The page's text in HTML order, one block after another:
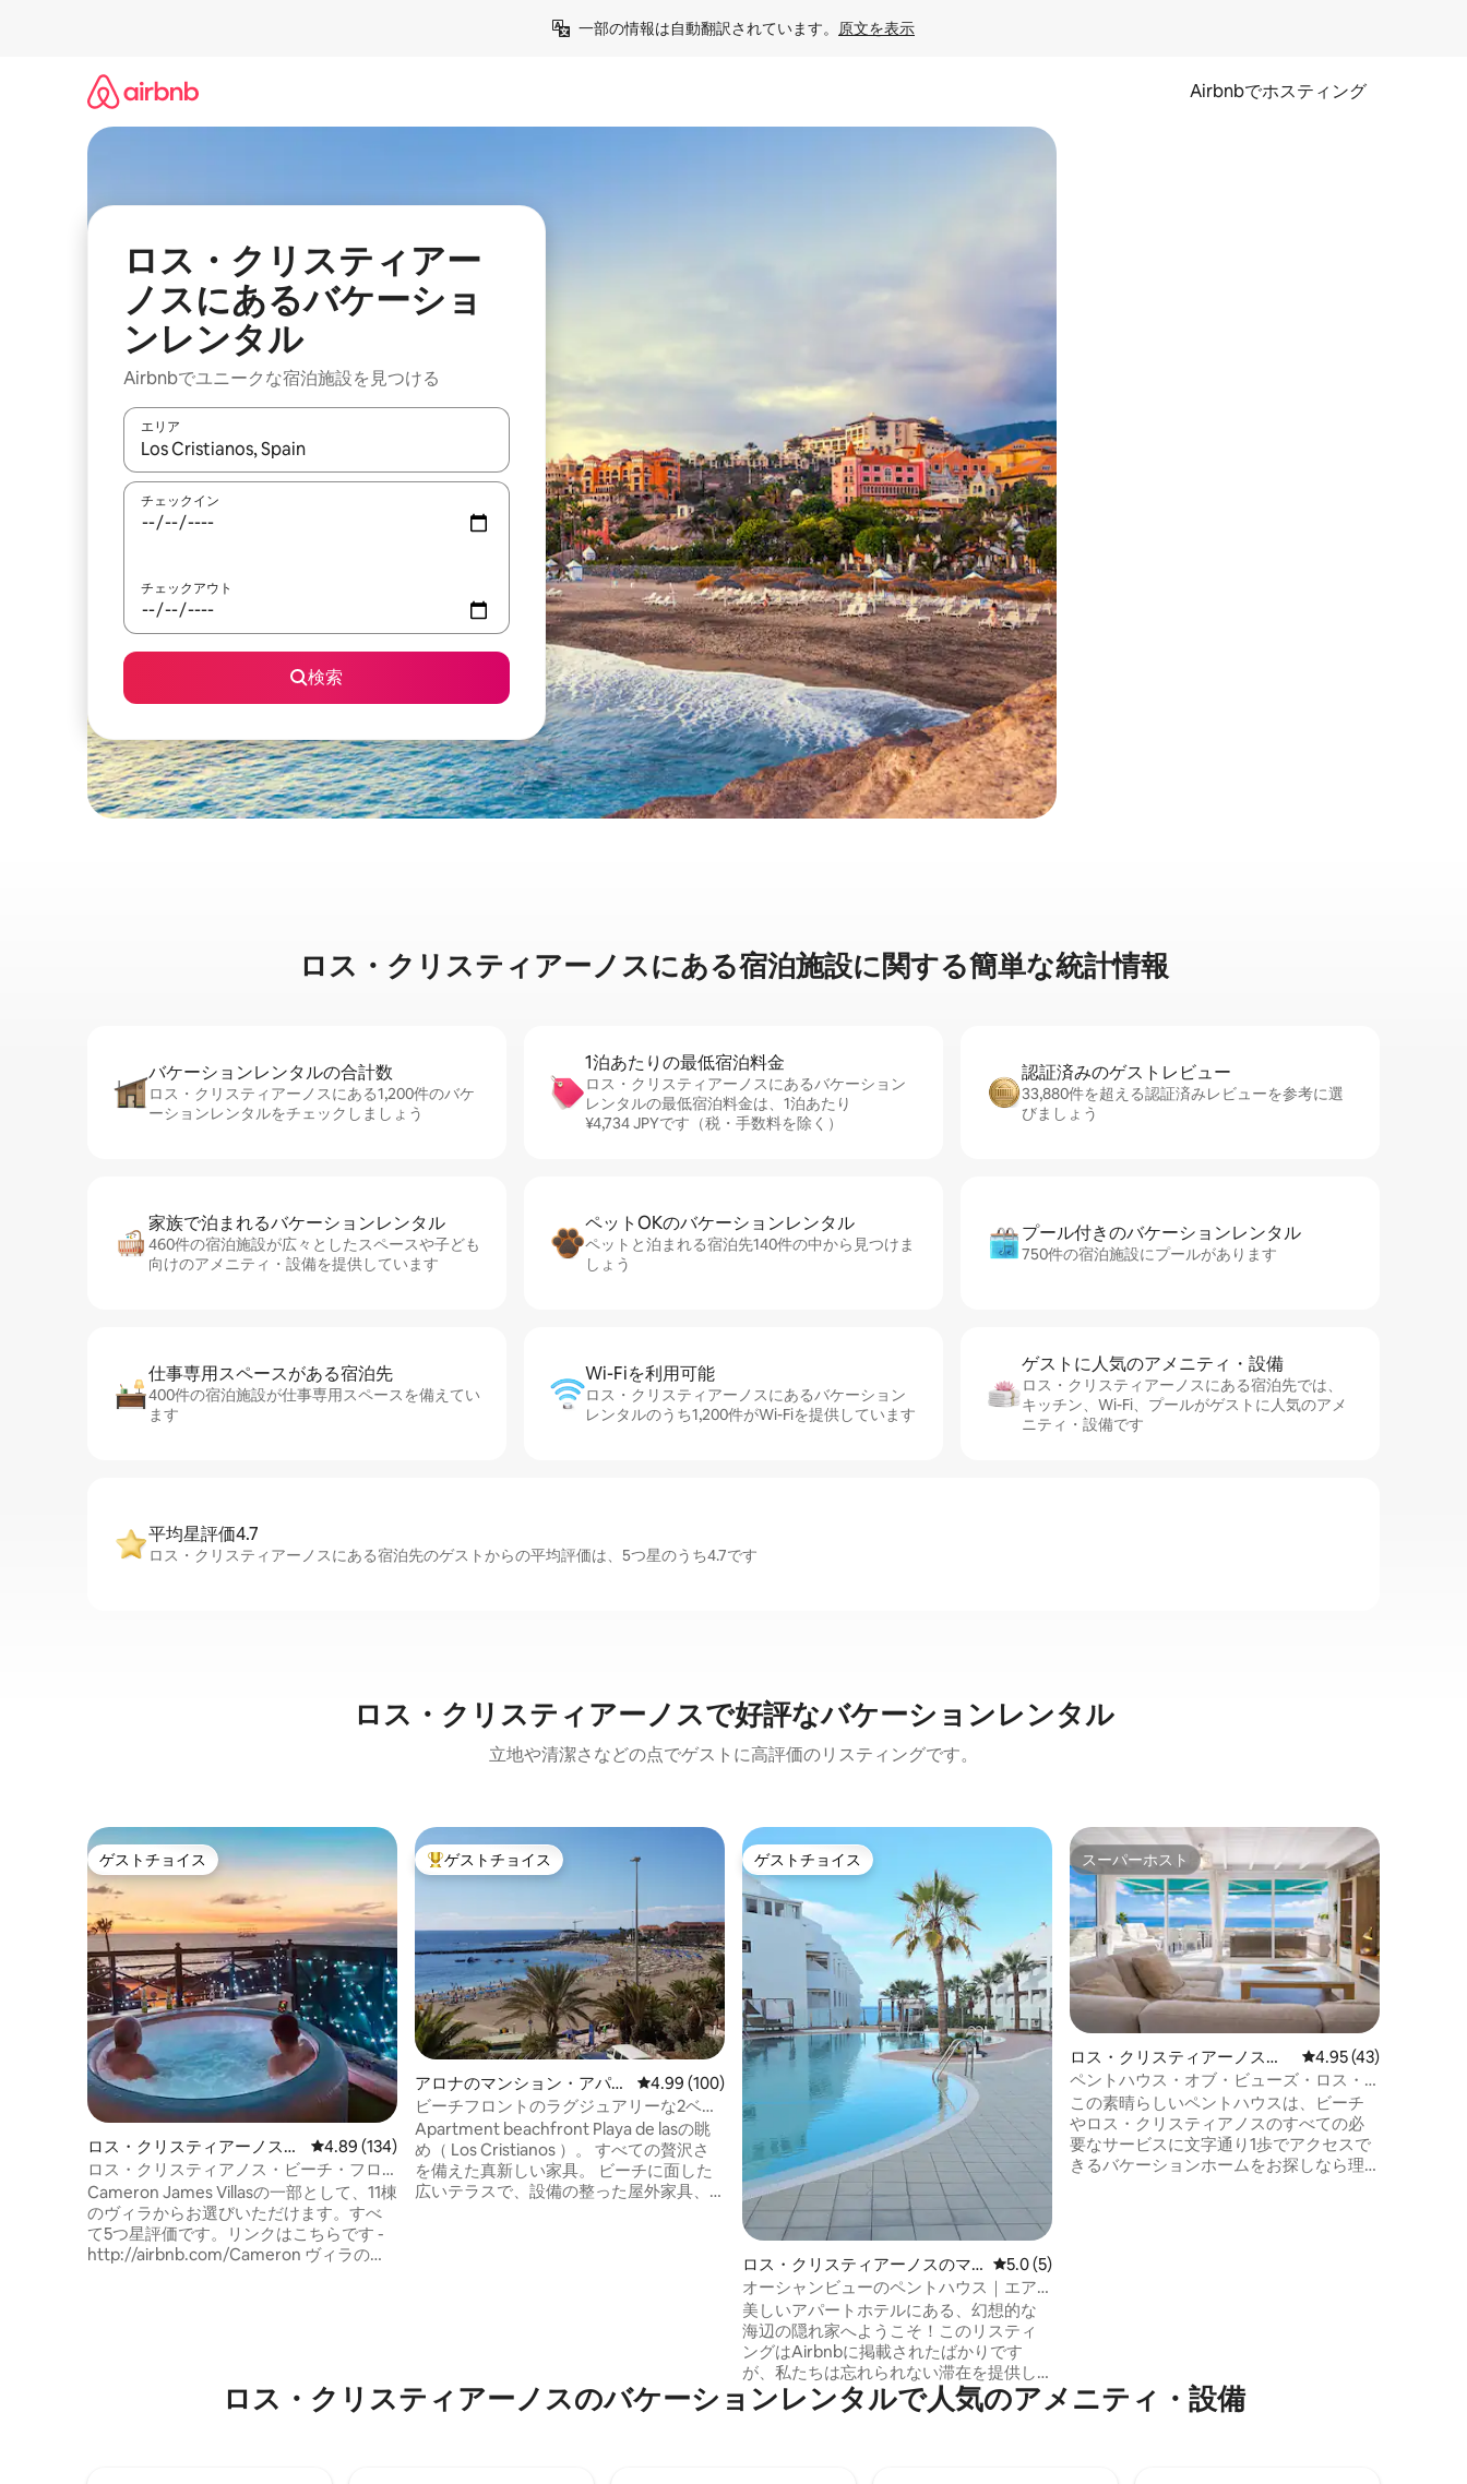
一部の情報は自動翻訳されています。 原文を表示
Airbnbでホスティング
ロス・クリスティアー
ノスにあるバケーショ
ンレンタル
Airbnbでユニークな宿泊施設を見つける
エリア
検索結果が表示されたら、上下の矢印キーを使って移動するか、画面をタッチまたはスワイプして検索結果を確認することができます。
チェックイン
チェックアウト
検索
ロス・クリスティアーノスに⁠あ⁠る宿⁠泊⁠施⁠設⁠に関⁠す⁠る簡⁠単⁠な統⁠計⁠情⁠報
バケーションレ⁠ン⁠タ⁠ル⁠の合⁠計⁠数
ロス・クリスティアーノスにある1,200件のバケ
ーションレンタルをチェックしましょう
1泊あたりの最⁠低⁠宿⁠泊⁠料⁠金
ロス・クリスティアーノスにあるバケーション
レンタルの最低宿泊料金は、1泊あたり
¥4,734 JPYです（税・手数料を除く）
認証済みのゲ⁠ス⁠ト⁠レ⁠ビ⁠ュ⁠ー
33,880件を超える認証済みレビューを参考に選
びましょう
家族で泊まれるバ⁠ケ⁠ー⁠シ⁠ョ⁠ンレ⁠ン⁠タ⁠ル
460件の宿泊施設が広々としたスペースや子ども
向けのアメニティ・設備を提供しています
ペットOKのバ⁠ケ⁠ー⁠シ⁠ョ⁠ンレ⁠ン⁠タ⁠ル
ペットと泊まれる宿泊先140件の中から見つけま
しょう
プール付きのバ⁠ケ⁠ー⁠シ⁠ョ⁠ンレ⁠ン⁠タ⁠ル
750件の宿泊施設にプールがあります
仕事専用ス⁠ペ⁠ー⁠スがあ⁠る宿⁠泊⁠先
400件の宿泊施設が仕事専用スペースを備えてい
ます
Wi-Fiを利⁠用⁠可⁠能
ロス・クリスティアーノスにあるバケーション
レンタルのうち1,200件がWi-Fiを提供しています
ゲストに人⁠気⁠のア⁠メ⁠ニ⁠テ⁠ィ・設⁠備
ロス・クリスティアーノスにある宿泊先では、
キッチン、Wi-Fi、プールがゲストに人気のアメ
ニティ・設備です
平均星評価4.7
ロス・クリスティアーノスにある宿泊先のゲストからの平均評価は、5つ星のうち4.7です
ロス・クリスティアーノスで好評なバケーションレンタル
立地や清潔さなどの点でゲストに高評価のリスティングです。
ゲストチョイス
ゲストチョイス
ロス・クリスティアーノスの
一軒家
レビュー134件、5つ星中4.89つ星の平均評価
4.89 (134)
ロス・クリスティアノス・ビーチ・フロ
ント・サンセット・リトリート
Cameron James Villasの一部として、11棟
のヴィラからお選びいただけます。すべ
て5つ星評価です。リンクはこちらです -
http://airbnb.com/Cameron ヴィラのド
インタウンから数分以内です。 庭にはビ
ーチ/オーシャン/サンセットビューがあ
大好評のゲストチョイスです。
ゲストチョイス
アロナのマンション・アパー
ト
レビュー100件、5つ星中4.99つ星の平均評価
4.99 (100)
ビーチフロントのラグジュアリーな2ベッ
ドルーム-ロスクリスティーナノス
Apartment beachfront Playa de lasの眺
め（ Los Cristianos ）。 すべての贅沢さ
を備えた真新しい家具。 ビーチに面した
広いテラスで、設備の整った屋外家具、
ゲストチョイス
ゲストチョイス
ロス・クリスティアーノスのマ
ンション・アパート
レビュー5件、5つ星中5.0つ星の平均評価
5.0 (5)
オーシャンビューのペントハウス｜エア
コン｜温水プール
美しいアパートホテルにある、幻想的な
海辺の隠れ家へようこそ！このリスティ
ングはAirbnbに掲載されたばかりです
が、私たちは忘れられない滞在を提供し
てきた約5年の経験を持っています。この
広々としたアパートからは、海、山、そ
スーパーホスト
スーパーホスト
ロス・クリスティアーノスの
マンション・アパート
レビュー43件、5つ
4.95 (43)
ペントハウス・オブ・ビューズ・ロス・
クリスティアノス
この素晴らしいペントハウスは、ビーチ
やロス・クリスティアノスのすべての必
要なサービスに文字通り1歩でアクセスで
きるバケーションホームをお探しなら理
ロス・クリスティアーノスのバケーションレンタルで人気のアメニティ・設備